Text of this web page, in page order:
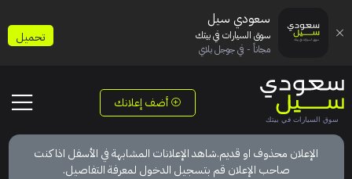
أضف إعلانك
الإعلان محذوف او قديم.شاهد الإعلانات المشابهة في الأسفل اذا كنت
صاحب الإعلان قم بتسجيل الدخول لمعرفة التفاصيل.
سعودي سيل
سوق السيارات في بيتك
مجاناً - في جوجل بلاي
تحميل